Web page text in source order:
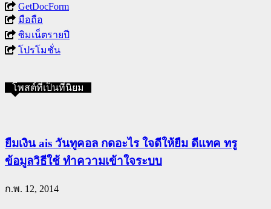
GetDocForm
มือถือ
ซิมเน็ตรายปี
โปรโมชั่น
โพสต์ที่เป็นที่นิยม
ยืมเงิน ais วันทูคอล กดอะไร ใจดีให้ยืม ดีแทค ทรู
ข้อมูลวิธีใช้ ทำความเข้าใจระบบ
ก.พ. 12, 2014